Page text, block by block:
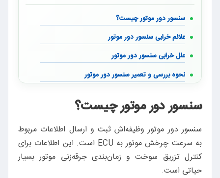
سنسور دور موتور چیست؟
علائم خرابی سنسور دور موتور
علل خرابی سنسور دور موتور
نحوه بررسی و تعمیر سنسور دور موتور
نتیجه‌گیری
سه سوال متداول کاربران در زمینه علائم خرابی سنسور دور موتور
سنسور دور موتور چیست؟
سنسور دور موتور وظیفه‌اش ثبت و ارسال اطلاعات مربوط
به سرعت چرخش موتور به ECU است. این اطلاعات برای
کنترل تزریق سوخت و زمان‌بندی جرقه‌زنی موتور بسیار
حیاتی است.